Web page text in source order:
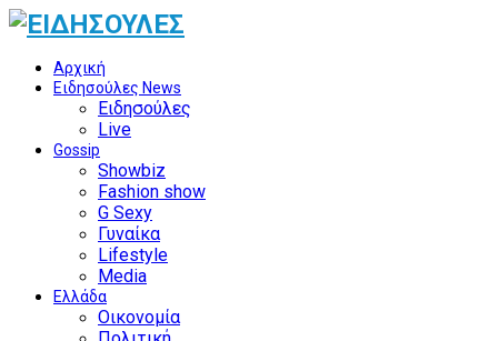
Αρχική
Ειδησούλες News
Ειδησούλες
Live
Gossip
Showbiz
Fashion show
G Sexy
Γυναίκα
Lifestyle
Media
Ελλάδα
Οικονομία